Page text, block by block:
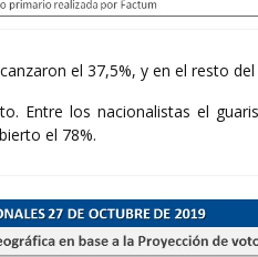
el 37,5%, y en el resto del
Entre los nacionalistas el
el 78%.